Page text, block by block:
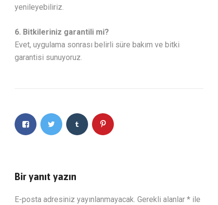
yenileyebiliriz.
6. Bitkileriniz garantili mi?
Evet, uygulama sonrası belirli süre bakım ve bitki
garantisi sunuyoruz.
Bir yanıt yazın
E-posta adresiniz yayınlanmayacak. Gerekli alanlar * ile